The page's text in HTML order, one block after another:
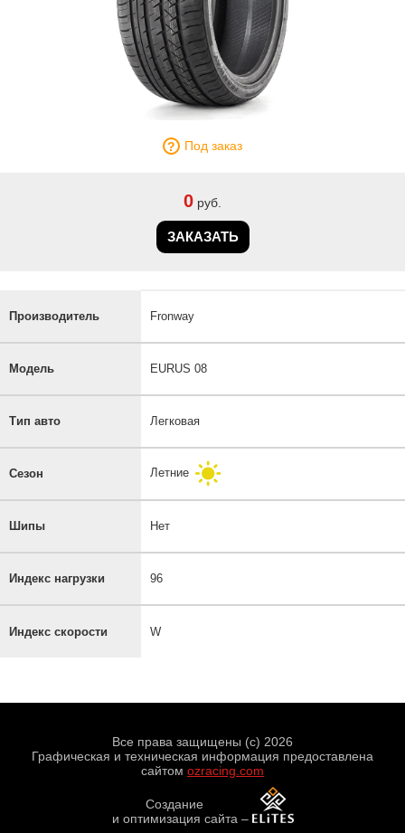
Под заказ
0 руб.
ЗАКАЗАТЬ
Производитель Fronway
Модель EURUS 08
Тип авто Легковая
Сезон Летние
Шипы Нет
Индекс нагрузки 96
Индекс скорости W
Все права защищены (с) 2026
Графическая и техническая информация предоставлена
сайтом ozracing.com
Создание
и оптимизация сайта –